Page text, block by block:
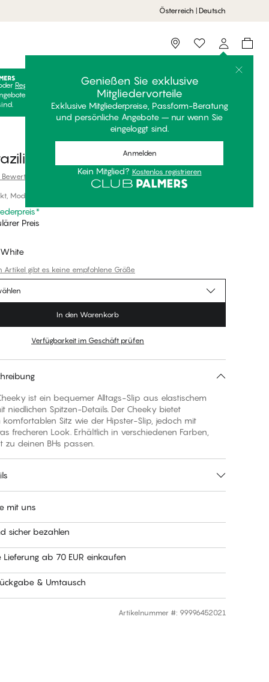
Österreich | Deutsch
Storefinder
Genießen Sie exklusive
Mitgliedervorteile
Exklusive Mitgliederpreise, Passform-Beratung
und persönliche Angebote – nur wenn Sie
eingeloggt sind.
Anmelden
Kein Mitglied? Kostenlos registrieren
Registrieren
Kostenlos anmelden, um Ihre exklusiven
freizuschalten! Clubpreise sind nur gültig, wenn Sie
Bewertungen
Modal
*
Preis
Artikel gibt es keine empfohlene Größe
In den Warenkorb
Verfügbarkeit im Geschäft prüfen
ist ein bequemer Alltags-Slip aus elastischem
niedlichen Spitzen-Details. Der Cheeky bietet
komfortablen Sitz wie der Hipster-Slip, jedoch mit
frecheren Look. Erhältlich in verschiedenen Farben,
zu deinen BHs passen.
mit uns
sicher bezahlen
Lieferung ab 70 EUR einkaufen
& Umtausch
Artikelnummer #: 99996452021